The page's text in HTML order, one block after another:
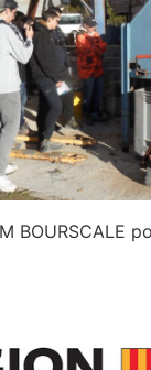
BOURSCALE